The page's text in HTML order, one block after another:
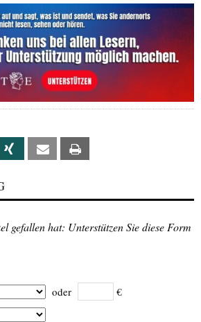
Xing Email
gefallen hat: Unterstützen Sie diese Form
oder €